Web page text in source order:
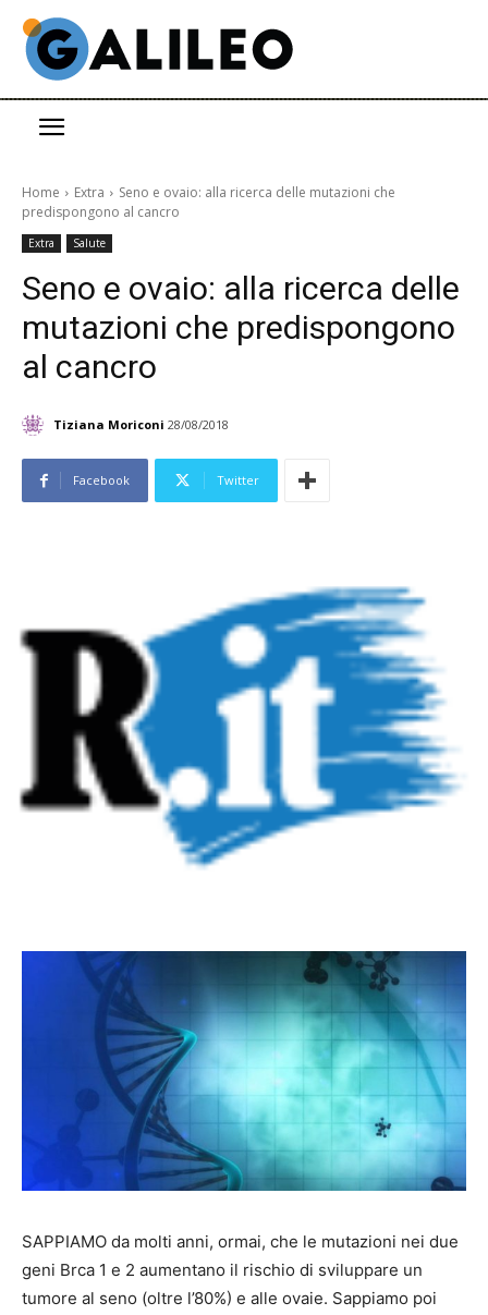
Home Extra
Seno e ovaio: alla ricerca delle mutazioni che
predispongono al cancro
Extra Salute
Seno e ovaio: alla ricerca delle
mutazioni che predispongono
al cancro
Tiziana Moriconi 28/08/2018
Facebook Twitter
SAPPIAMO da molti anni, ormai, che le mutazioni nei due
geni Brca 1 e 2 aumentano il rischio di sviluppare un
tumore al seno (oltre l’80%) e alle ovaie. Sappiamo poi